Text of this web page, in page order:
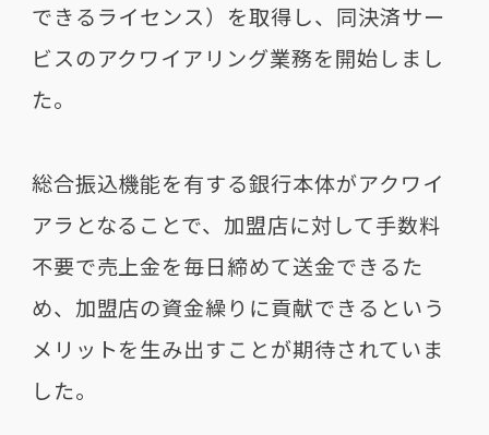
できるライセンス）を取得し、同決済サー
ビスのアクワイアリング業務を開始しまし
た。
総合振込機能を有する銀行本体がアクワイ
アラとなることで、加盟店に対して手数料
不要で売上金を毎日締めて送金できるた
め、加盟店の資金繰りに貢献できるという
メリットを生み出すことが期待されていま
した。